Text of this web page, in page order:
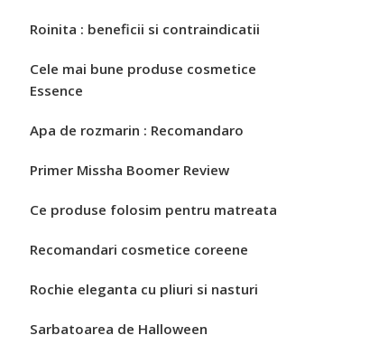
Roinita : beneficii si contraindicatii
Cele mai bune produse cosmetice
Essence
Apa de rozmarin : Recomandaro
Primer Missha Boomer Review
Ce produse folosim pentru matreata
Recomandari cosmetice coreene
Rochie eleganta cu pliuri si nasturi
Sarbatoarea de Halloween